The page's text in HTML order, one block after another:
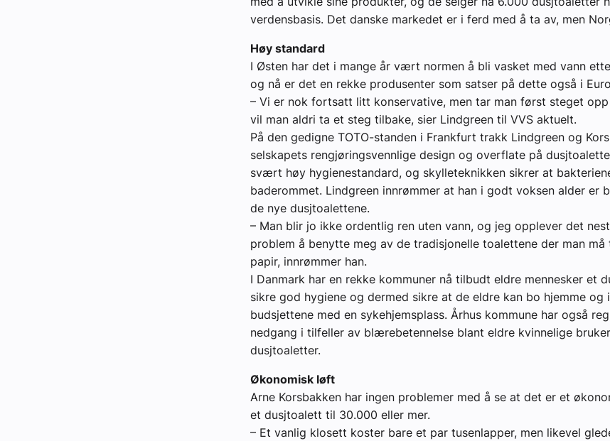
verdensbasis. Det danske markedet er i ferd med å ta av, men
Høy standard
I Østen har det i mange år vært normen å bli vasket med vann
og nå er det en rekke produsenter som satser på dette også i
– Vi er nok fortsatt litt konservative, men tar man først steget opp
vil man aldri ta et steg tilbake, sier Lindgreen til VVS aktuelt.
På den gedigne TOTO-standen i Frankfurt trakk Lindgreen og
selskapets rengjøringsvennlige design og overflate på
svært høy hygienestandard, og skylleteknikken sikrer at
baderommet. Lindgreen innrømmer at han i godt voksen alder er
de nye dusjtoalettene.
– Man blir jo ikke ordentlig ren uten vann, og jeg opplever det
problem å benytte meg av de tradisjonelle toalettene der man må
papir, innrømmer han.
I Danmark har en rekke kommuner nå tilbudt eldre mennesker et
sikre god hygiene og dermed sikre at de eldre kan bo hjemme og
budsjettene med en sykehjemsplass. Århus kommune har også
nedgang i tilfeller av blærebetennelse blant eldre kvinnelige
dusjtoaletter.
Økonomisk løft
Arne Korsbakken har ingen problemer med å se at det er et
et dusjtoalett til 30.000 eller mer.
– Et vanlig klosett koster bare et par tusenlapper, men likevel